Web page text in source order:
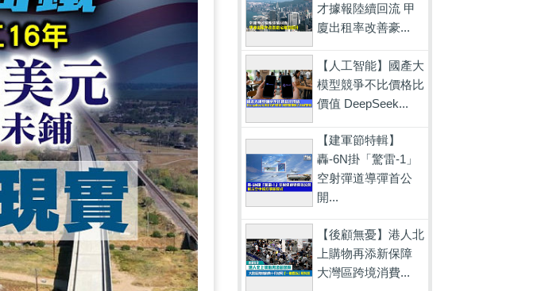
才據報陸續回流 甲
廈出租率改善豪...
【人工智能】國產大
模型競爭不比價格比
價值 DeepSeek...
【建軍節特輯】
轟-6N掛「驚雷-1」
空射彈道導彈首公
開...
【後顧無憂】港人北
上購物再添新保障
大灣區跨境消費...